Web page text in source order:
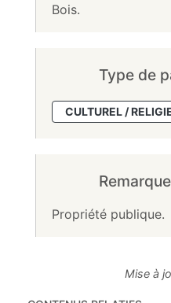
Bois.
Type de
CULTUREL /
Propriété publique.
Mise à